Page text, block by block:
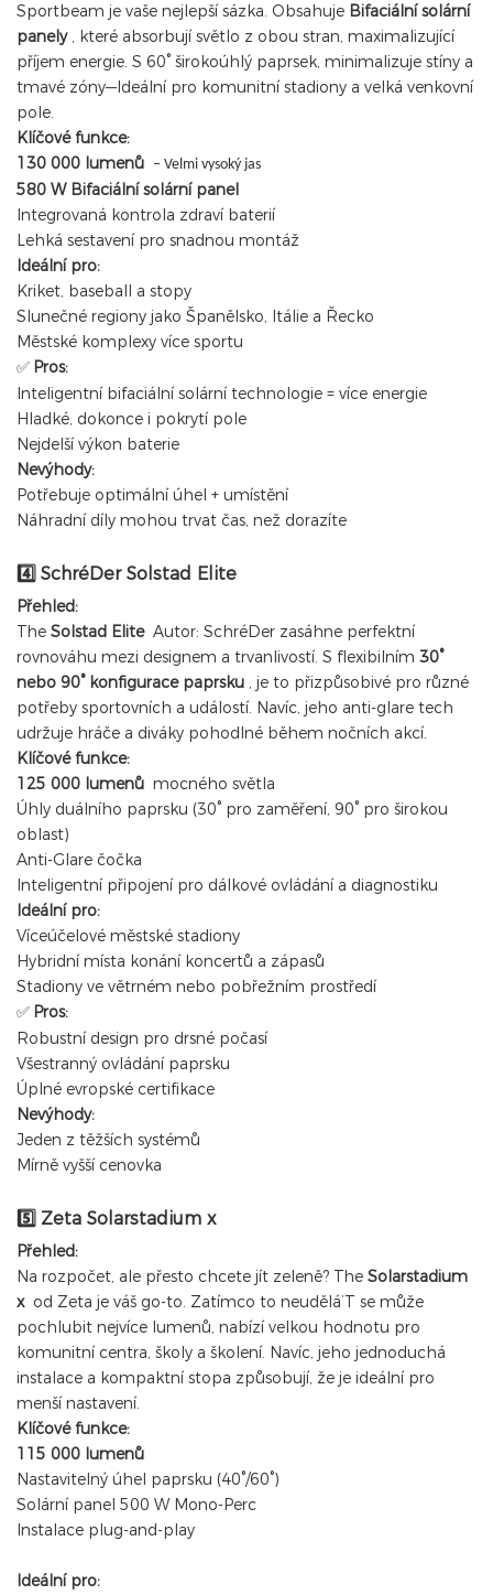
Sportbeam je vaše nejlepší sázka. Obsahuje Bifaciální solární
panely , které absorbují světlo z obou stran, maximalizující
příjem energie. S 60° širokoúhlý paprsek, minimalizuje stíny a
tmavé zóny—Ideální pro komunitní stadiony a velká venkovní
pole.
Klíčové funkce:
130 000 lumenů – Velmi vysoký jas
580 W Bifaciální solární panel
Integrovaná kontrola zdraví baterií
Lehká sestavení pro snadnou montáž
Ideální pro:
Kriket, baseball a stopy
Slunečné regiony jako Španělsko, Itálie a Řecko
Městské komplexy více sportu
✅ Pros:
Inteligentní bifaciální solární technologie = více energie
Hladké, dokonce i pokrytí pole
Nejdelší výkon baterie
Nevýhody:
Potřebuje optimální úhel + umístění
Náhradní díly mohou trvat čas, než dorazíte
4️⃣ SchréDer Solstad Elite
Přehled:
The Solstad Elite Autor: SchréDer zasáhne perfektní
rovnováhu mezi designem a trvanlivostí. S flexibilním 30°
nebo 90° konfigurace paprsku , je to přizpůsobivé pro různé
potřeby sportovních a událostí. Navíc, jeho anti-glare tech
udržuje hráče a diváky pohodlné během nočních akcí.
Klíčové funkce:
125 000 lumenů mocného světla
Úhly duálního paprsku (30° pro zaměření, 90° pro širokou
oblast)
Anti-Glare čočka
Inteligentní připojení pro dálkové ovládání a diagnostiku
Ideální pro:
Víceúčelové městské stadiony
Hybridní místa konání koncertů a zápasů
Stadiony ve větrném nebo pobřežním prostředí
✅ Pros:
Robustní design pro drsné počasí
Všestranný ovládání paprsku
Úplné evropské certifikace
Nevýhody:
Jeden z těžších systémů
Mírně vyšší cenovka
5️⃣ Zeta Solarstadium x
Přehled:
Na rozpočet, ale přesto chcete jít zeleně? The Solarstadium
x od Zeta je váš go-to. Zatímco to neudělá’T se může
pochlubit nejvíce lumenů, nabízí velkou hodnotu pro
komunitní centra, školy a školení. Navíc, jeho jednoduchá
instalace a kompaktní stopa způsobují, že je ideální pro
menší nastavení.
Klíčové funkce:
115 000 lumenů
Nastavitelný úhel paprsku (40°/60°)
Solární panel 500 W Mono-Perc
Instalace plug-and-play
Ideální pro: